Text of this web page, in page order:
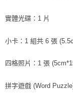
２．訂單成立數日內
ATM／網路銀行／等
後付繳納相關費用。
是否繳費成功／繳費
每筆NT$60，滿
7-11取貨付款
每筆NT$60，滿
實體光碟：1 片
小卡：1 組共 6 張
四格照片：1 張
拼字遊戲 (Word